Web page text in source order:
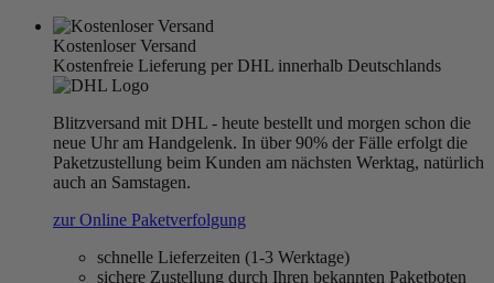
Kostenloser Versand
Kostenfreie Lieferung per DHL innerhalb Deutschlands
Blitzversand mit DHL - heute bestellt und morgen schon die
neue Uhr am Handgelenk. In über 90% der Fälle erfolgt die
Paketzustellung beim Kunden am nächsten Werktag, natürlich
auch an Samstagen.
zur Online Paketverfolgung
schnelle Lieferzeiten (1-3 Werktage)
sichere Zustellung durch Ihren bekannten Paketboten